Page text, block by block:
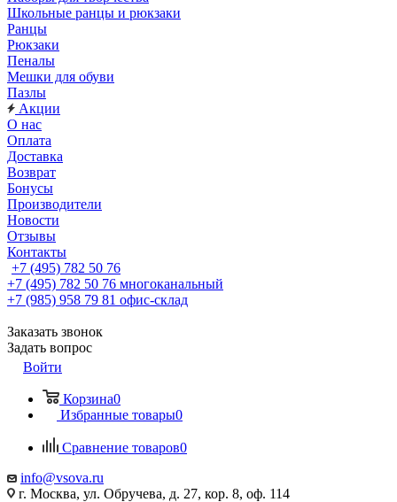
Школьные ранцы и рюкзаки
Ранцы
Рюкзаки
Пеналы
Мешки для обуви
Пазлы
Акции
О нас
Оплата
Доставка
Возврат
Бонусы
Производители
Новости
Отзывы
Контакты
+7 (495) 782 50 76
+7 (495) 782 50 76 многоканальный
+7 (985) 958 79 81 офис-склад
Заказать звонок
Задать вопрос
Войти
Корзина0
Избранные товары0
Сравнение товаров0
info@vsova.ru
г. Москва, ул. Обручева, д. 27, кор. 8, оф. 114